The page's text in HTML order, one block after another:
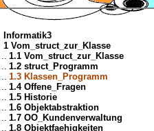
Informatik3
1 Vom_struct_zur_Klasse
.. 1.1 Vom_struct_zur_Klasse
.. 1.2 struct_Programm
.. 1.3 Klassen_Programm
.. 1.4 Offene_Fragen
.. 1.5 Historie
.. 1.6 Objektabstraktion
.. 1.7 OO_Kundenverwaltung
.. 1.8 Objektfaehigkeiten